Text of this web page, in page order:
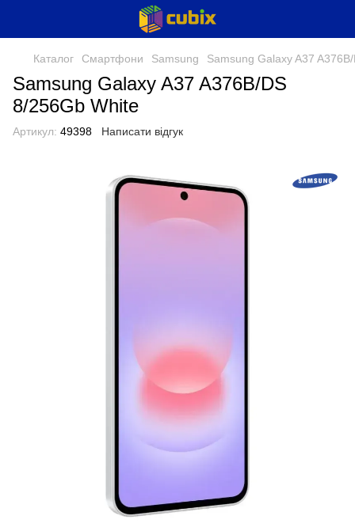
Каталог Смартфони Samsung Samsung Galaxy A37
Samsung Galaxy A37 A376B/DS
8/256Gb White
Артикул: 49398 Написати відгук